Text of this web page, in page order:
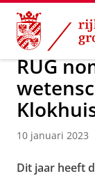
Skip
Content
Skip
Navigation
Over ons
RUG
10 januari 2023
Dit jaar heeft